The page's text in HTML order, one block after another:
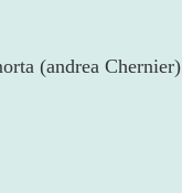
(andrea Chernier)